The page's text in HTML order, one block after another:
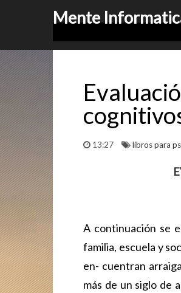
Mente
13:27 libros para
A continuación se
familia, escuela y
en- cuentran
más de un siglo de